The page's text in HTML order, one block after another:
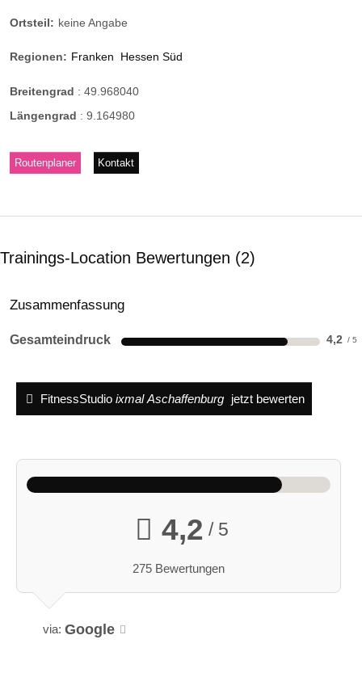
Ortsteil: keine Angabe
Regionen: Franken Hessen Süd
Breitengrad : 49.968040
Längengrad : 9.164980
Routenplaner Kontakt
Trainings-Location Bewertungen 2
Zusammenfassung
Gesamteindruck 4,2
FitnessStudio ixmal Aschaffenburg jetzt bewerten
4,2 / 5
275 Bewertungen
via: Google